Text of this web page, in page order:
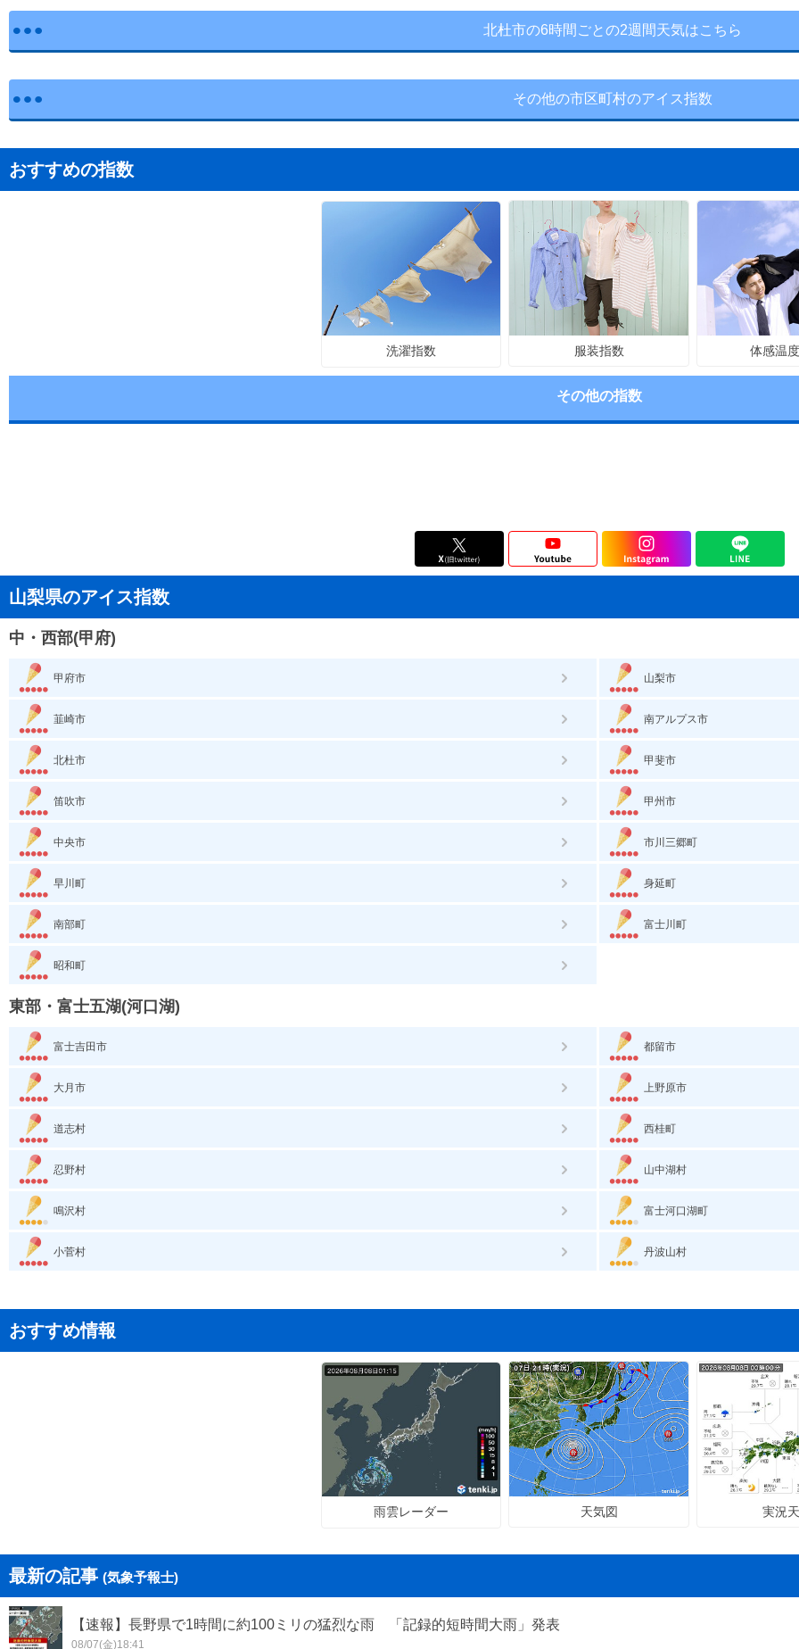
北杜市の6時間ごとの2週間天気はこちら
その他の市区町村のアイス指数
おすすめの指数
洗濯指数 服装指数 体感温
その他の指数
山梨県のアイス指数
中・西部(甲府)
甲府市 山梨市
韮崎市 南アルプス市
北杜市 甲斐市
笛吹市 甲州市
中央市 市川三郷町
早川町 身延町
南部町 富士川町
昭和町
東部・富士五湖(河口湖)
富士吉田市 都留市
大月市 上野原市
道志村 西桂町
忍野村 山中湖村
鳴沢村 富士河口湖町
小菅村 丹波山村
おすすめ情報
雨雲レーダー 天気図 実況
最新の記事 (気象予報士)
【速報】長野県で1時間に約100ミリの猛烈な雨 「記録的短時間大雨」発表
08/07(金)18:41